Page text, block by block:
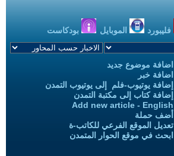
فليبورد الموبايل بودكاست
اضافة موضوع جديد
اضافة خبر
إضافة يوتيوب-فلم إلى يوتيوب التمدن
إضافة كتاب إلى مكتبة التمدن
Add new article - English
أضف حملة
تعديل الموقع الفرعي للكاتب-ة
ابحث في موقع الحوار المتمدن